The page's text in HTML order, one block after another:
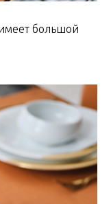
большой